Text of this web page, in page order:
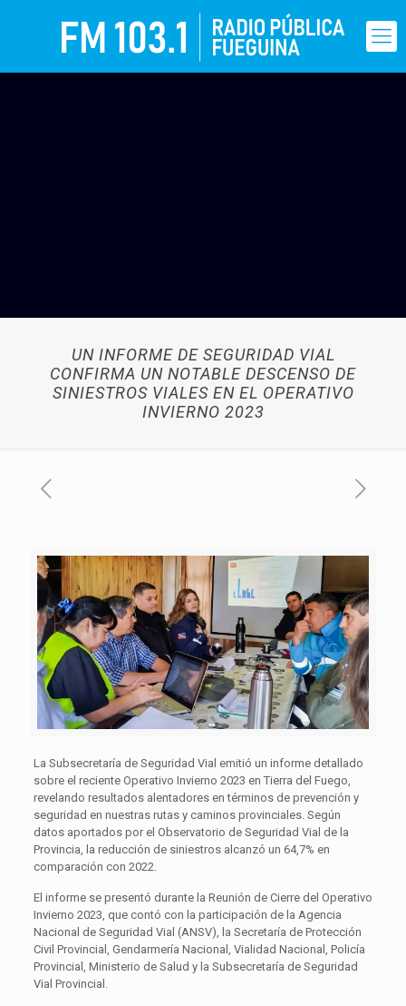
UN INFORME DE SEGURIDAD VIAL
CONFIRMA UN NOTABLE DESCENSO DE
SINIESTROS VIALES EN EL OPERATIVO
INVIERNO 2023
La Subsecretaría de Seguridad Vial emitió un informe detallado
sobre el reciente Operativo Invierno 2023 en Tierra del Fuego,
revelando resultados alentadores en términos de prevención y
seguridad en nuestras rutas y caminos provinciales. Según
datos aportados por el Observatorio de Seguridad Vial de la
Provincia, la reducción de siniestros alcanzó un 64,7% en
comparación con 2022.
El informe se presentó durante la Reunión de Cierre del Operativo
Invierno 2023, que contó con la participación de la Agencia
Nacional de Seguridad Vial (ANSV), la Secretaría de Protección
Civil Provincial, Gendarmería Nacional, Vialidad Nacional, Policía
Provincial, Ministerio de Salud y la Subsecretaría de Seguridad
Vial Provincial.